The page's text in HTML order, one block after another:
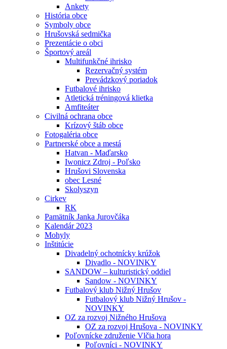
Ankety
História obce
Symboly obce
Hrušovská sedmička
Prezentácie o obci
Športový areál
Multifunkčné ihrisko
Rezervačný systém
Prevádzkový poriadok
Futbalové ihrisko
Atletická tréningová klietka
Amfiteáter
Civilná ochrana obce
Krízový štáb obce
Fotogaléria obce
Partnerské obce a mestá
Hatvan - Maďarsko
Iwonicz Zdroj - Poľsko
Hrušovi Slovenska
obec Lesné
Skolyszyn
Cirkev
RK
Pamätník Janka Jurovčáka
Kalendár 2023
Mohyly
Inštitúcie
Divadelný ochotnícky krúžok
Divadlo - NOVINKY
SANDOW – kulturistický oddiel
Sandow - NOVINKY
Futbalový klub Nižný Hrušov
Futbalový klub Nižný Hrušov -
NOVINKY
OZ za rozvoj Nižného Hrušova
OZ za rozvoj Hrušova - NOVINKY
Poľovnícke združenie Vlčia hora
Poľovníci - NOVINKY